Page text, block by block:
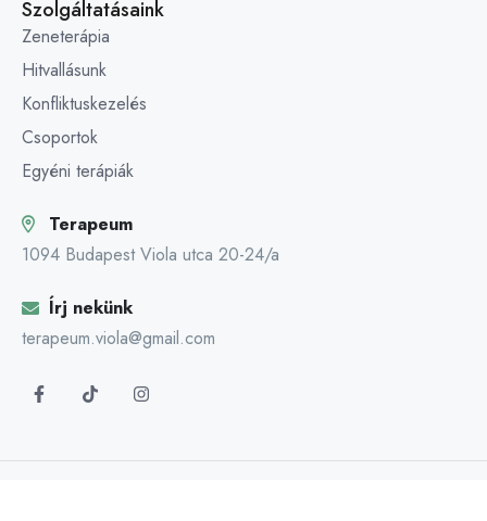
Szolgáltatásaink
Zeneterápia
Hitvallásunk
Konfliktuskezelés
Csoportok
Egyéni terápiák
Terapeum
1094 Budapest Viola utca 20-24/a
Írj nekünk
terapeum.viola@gmail.com